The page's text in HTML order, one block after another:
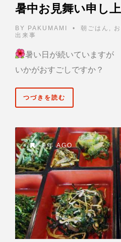
暑中お見舞い申し
BY PAKUMAMI • 朝ごはん
出来事
暑い日が続いていますが
いかがおすごしですか？
つづきを読む
9年 AGO